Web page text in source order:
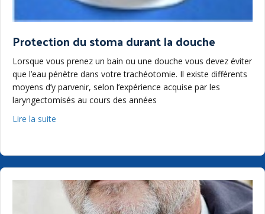
Protection du stoma durant la douche
Lorsque vous prenez un bain ou une douche vous devez éviter
que l’eau pénètre dans votre trachéotomie. Il existe différents
moyens d’y parvenir, selon l’expérience acquise par les
laryngectomisés au cours des années
Lire la suite